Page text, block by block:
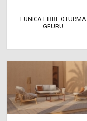
LUNICA LIBRE OTURMA
GRUBU